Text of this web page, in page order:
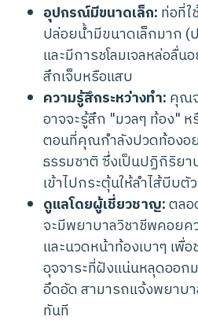
อุปกรณ์มีขนาดเล็ก: ท่อที่ใ
ปล่อยน้ำมีขนาดเล็กมาก
และมีการชโลมเจลหล่อลื่น
สึกเจ็บหรือแสบ
ความรู้สึกระหว่างทำ: คุณ
อาจจะรู้สึก "มวลๆ ท้อง"
ตอนที่คุณกำลังปวดท้องอ
ธรรมชาติ ซึ่งเป็นปฏิกิริย
เข้าไปกระตุ้นให้ลำไส้บีบตัว
ดูแลโดยผู้เชี่ยวชาญ:ตลอ
จะมีพยาบาลวิชาชีพคอย
และนวดหน้าท้องเบาๆ เพื่
อุจจาระที่ฝังแน่นหลุดออ
อึดอัด สามารถแจ้งพยาบ
ทันที